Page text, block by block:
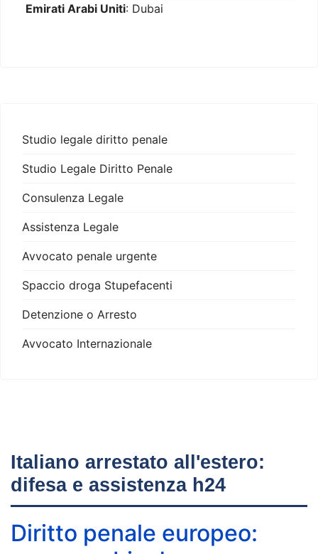
Emirati Arabi Uniti: Dubai
Studio legale diritto penale
Studio Legale Diritto Penale
Consulenza Legale
Assistenza Legale
Avvocato penale urgente
Spaccio droga Stupefacenti
Detenzione o Arresto
Avvocato Internazionale
Italiano arrestato all'estero:
difesa e assistenza h24
Diritto penale europeo: